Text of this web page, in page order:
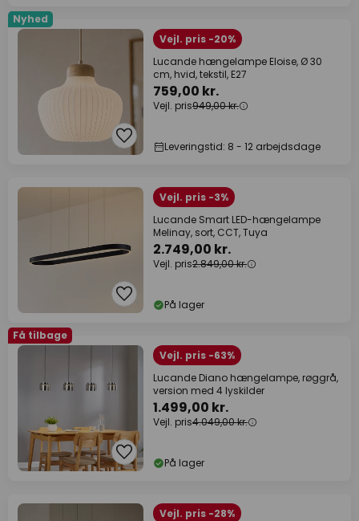
Nyhed
Vejl. pris -20%
Lucande hængelampe Eloise, Ø 30
cm, hvid, tekstil, E27
759,00 kr.
Vejl. pris949,00 kr.
Leveringstid: 8 - 12 arbejdsdage
Vejl. pris -3%
Lucande Smart LED-hængelampe
Melinay, sort, CCT, Tuya
2.749,00 kr.
Vejl. pris2.849,00 kr.
På lager
Få tilbage
Vejl. pris -63%
Lucande Diano hængelampe, røggrå,
version med 4 lyskilder
1.499,00 kr.
Vejl. pris4.049,00 kr.
På lager
Vejl. pris -28%